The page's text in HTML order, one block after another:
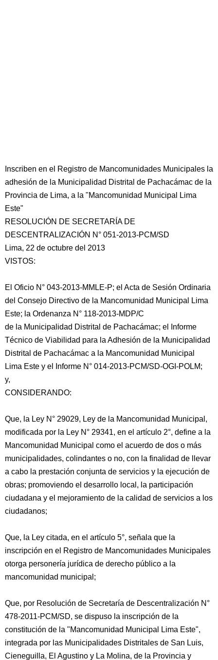
Inscriben en el Registro de Mancomunidades Municipales la
adhesión de la Municipalidad Distrital de Pachacámac de la
Provincia de Lima, a la "Mancomunidad Municipal Lima
Este"
RESOLUCIÓN DE SECRETARÍA DE
DESCENTRALIZACIÓN N° 051-2013-PCM/SD
Lima, 22 de octubre del 2013
VISTOS:
El Oficio N° 043-2013-MMLE-P; el Acta de Sesión Ordinaria
del Consejo Directivo de la Mancomunidad Municipal Lima
Este; la Ordenanza N° 118-2013-MDP/C
de la Municipalidad Distrital de Pachacámac; el Informe
Técnico de Viabilidad para la Adhesión de la Municipalidad
Distrital de Pachacámac a la Mancomunidad Municipal
Lima Este y el Informe N° 014-2013-PCM/SD-OGI-POLM;
y,
CONSIDERANDO:
Que, la Ley N° 29029, Ley de la Mancomunidad Municipal,
modificada por la Ley N° 29341, en el artículo 2°, define a la
Mancomunidad Municipal como el acuerdo de dos o más
municipalidades, colindantes o no, con la finalidad de llevar
a cabo la prestación conjunta de servicios y la ejecución de
obras; promoviendo el desarrollo local, la participación
ciudadana y el mejoramiento de la calidad de servicios a los
ciudadanos;
Que, la Ley citada, en el artículo 5°, señala que la
inscripción en el Registro de Mancomunidades Municipales
otorga personería jurídica de derecho público a la
mancomunidad municipal;
Que, por Resolución de Secretaría de Descentralización N°
478-2011-PCM/SD, se dispuso la inscripción de la
constitución de la "Mancomunidad Municipal Lima Este",
integrada por las Municipalidades Distritales de San Luis,
Cieneguilla, El Agustino y La Molina, de la Provincia y